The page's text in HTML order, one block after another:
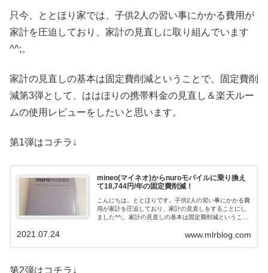
只今、ととほり家では、子供2人の習い事にかかる費用が
家計を圧迫しており、家計の見直しに取り組んでいます
^^;。
家計の見直しの基本は固定費削減ということで、固定費削
減第3弾として、ははほりの携帯料金の見直し＆楽天ルー
ムの使用レビューをしたいと思います。
第1弾はコチラ↓
mineo(マイネオ)からnuroモバイルに乗り換え
て18,744円/年の固定費削減！
こんにちは。ととほりです。子供2人の習い事にかかる費
用が家計を圧迫しており、家計の見直しをすることにし
ました^^;。家計の見直しの基本は固定費削減ということ
www.mlrblog.com
2021.07.24
第2弾はコチラ↓